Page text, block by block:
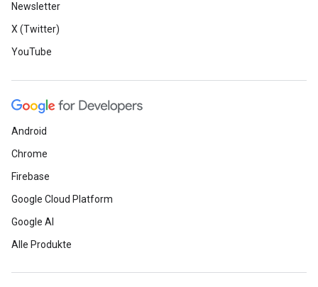
Newsletter
X (Twitter)
YouTube
Android
Chrome
Firebase
Google Cloud Platform
Google AI
Alle Produkte